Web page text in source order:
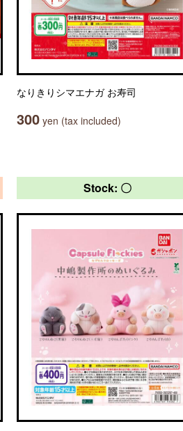
なりきりシマエナガ お寿司
300 yen (tax included)
Stock: 〇